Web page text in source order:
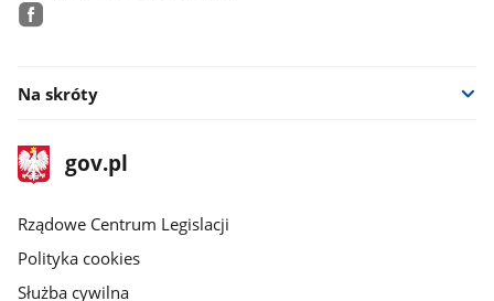
Na skróty
stopka
gov.plStrona
gov.pl
Rządowe Centrum Legislacji
Polityka cookies
Służba cywilna